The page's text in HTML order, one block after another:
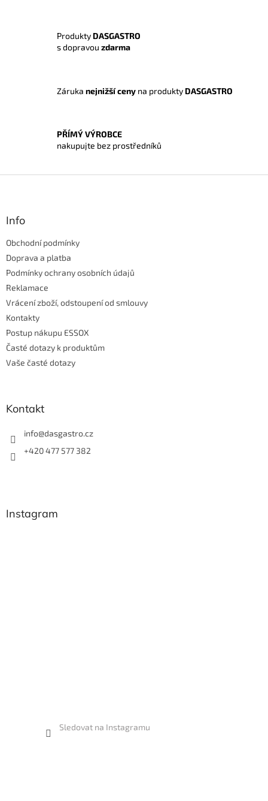
Produkty DASGASTRO
s dopravou zdarma
Záruka nejnižší ceny na produkty DASGASTRO
PŘÍMÝ VÝROBCE
nakupujte bez prostředníků
Z
Info
Obchodní podmínky
Doprava a platba
Podmínky ochrany osobních údajů
Reklamace
Vrácení zboží, odstoupení od smlouvy
Kontakty
Postup nákupu ESSOX
Časté dotazy k produktům
Vaše časté dotazy
Kontakt
info@dasgastro.cz
+420 477 577 382
Instagram
Sledovat na Instagramu